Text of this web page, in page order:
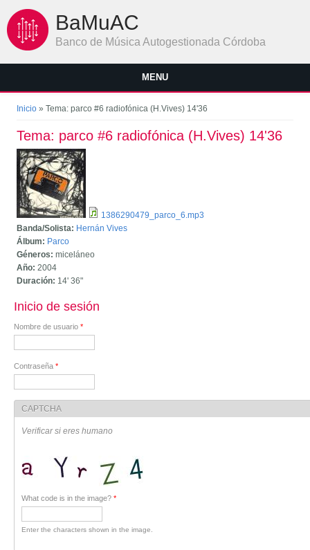
BaMuAC
Banco de Música Autogestionada Córdoba
MENU
Se encuentra usted aquí
Inicio » Tema: parco #6 radiofónica (H.Vives) 14'36
Tema: parco #6 radiofónica (H.Vives) 14'36
1386290479_parco_6.mp3
Banda/Solista: Hernán Vives
Álbum: Parco
Géneros:miceláneo
Año:2004
Duración: 14' 36"
Inicio de sesión
Nombre de usuario *
Contraseña *
CAPTCHA
Verificar si eres humano
What code is in the image? *
Enter the characters shown in the image.